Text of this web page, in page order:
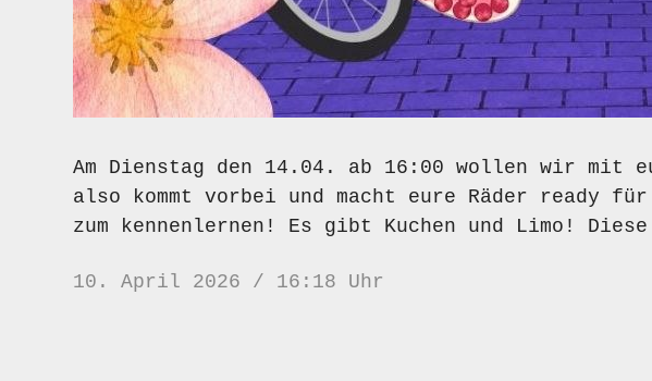
Am Dienstag den 14.04. ab 16:00 wollen wir mit
also kommt vorbei und macht eure Räder ready
zum kennenlernen! Es gibt Kuchen und Limo!
10. April 2026 / 16:18 Uhr